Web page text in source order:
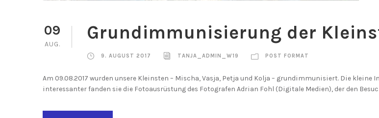
09
AUG.
Grundimmunisierung der
9. AUGUST 2017 TANJA_ADMIN_W19 POST FORMAT
Am 09.08.2017 wurden unsere Kleinsten – Mischa, Vasja, Petja und Kolja – grundimmunisiert. Die kleine
interessanter fanden sie die Fotoausrüstung des Fotografen Adrian Fohl (Digitale Medien), der den